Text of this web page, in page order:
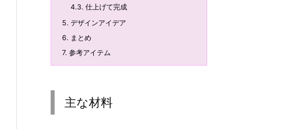
4.3. 仕上げて完成
5. デザインアイデア
6. まとめ
7. 参考アイテム
主な材料